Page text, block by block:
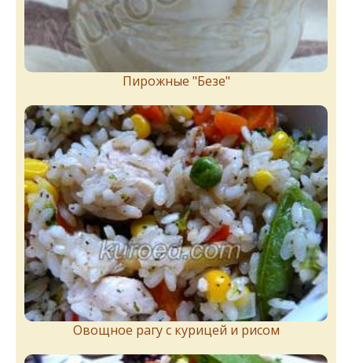
Пирожныe "Бeзe"
Овощное рагу с курицей и рисом